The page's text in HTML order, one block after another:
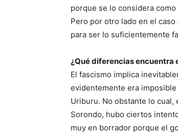
porque se lo considera
Pero por otro lado en el
para ser lo suficientemente
¿Qué diferencias encuentra
El fascismo implica
evidentemente era
Uriburu. No obstante lo cual,
Sorondo, hubo ciertos
muy en borrador porque el